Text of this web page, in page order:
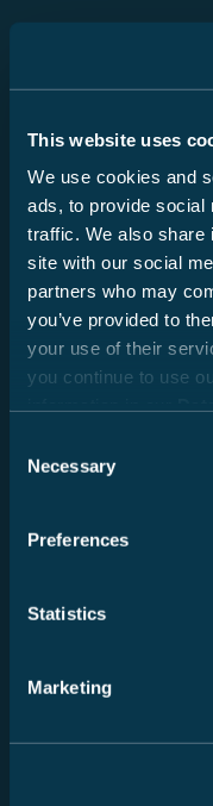
This website uses
We use cookies and
ads, to provide social
traffic. We also share
site with our social
partners who may
you’ve provided to
your use of their
you continue to use
Selection
Necessary
Preferences
Statistics
Marketing
Kies een
Datum
Ik ga ermee